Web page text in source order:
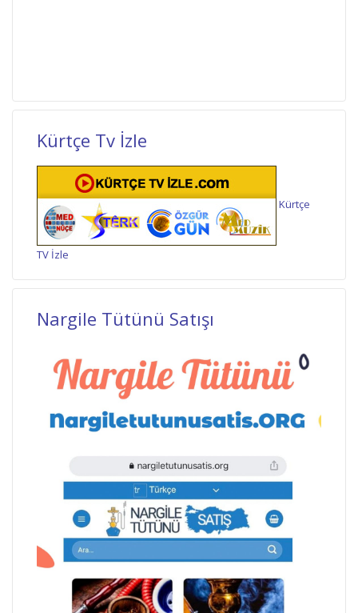
Kürtçe Tv İzle
Kürtçe
TV İzle
Nargile Tütünü Satışı